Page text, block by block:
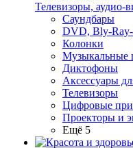
Телевизоры, аудио-
Саундбары
DVD, Bly-
Колонки
Музыкальные
Диктофоны
Аксессуары
Телевизоры
Цифровые
Проекторы и
Ещё 5